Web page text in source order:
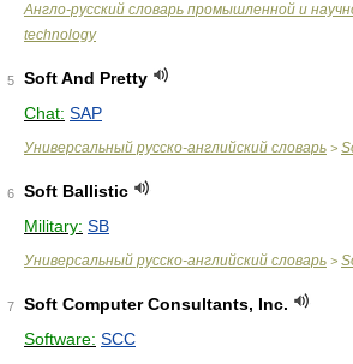
Англо-русский словарь промышленной и
technology
5
Soft And Pretty
Chat: SAP
Универсальный русско-английский словарь >
6
Soft Ballistic
Military: SB
Универсальный русско-английский словарь >
7
Soft Computer Consultants, Inc.
Software: SCC